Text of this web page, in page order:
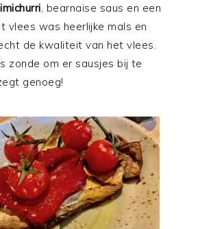
, bearnaise saus en een
vlees was heerlijke mals en
de kwaliteit van het vlees.
zonde om er sausjes bij te
genoeg!